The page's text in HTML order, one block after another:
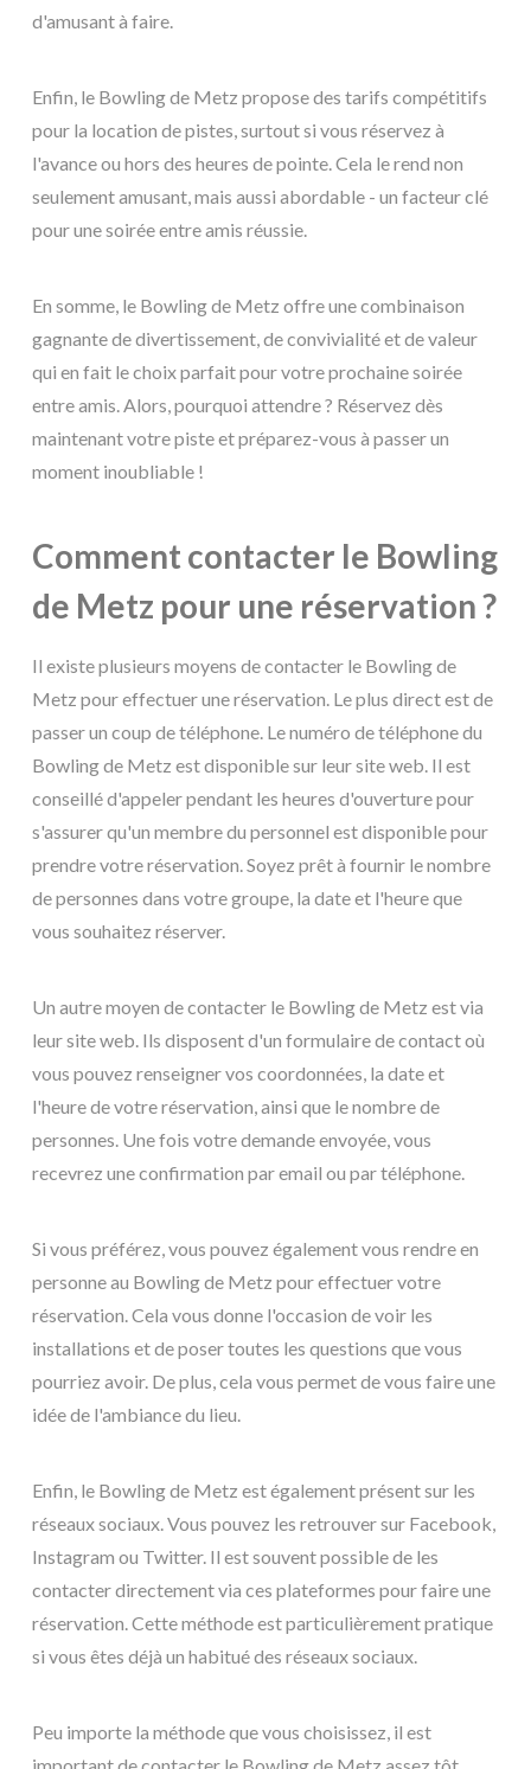
d'amusant à faire.
Enfin, le Bowling de Metz propose des tarifs compétitifs
pour la location de pistes, surtout si vous réservez à
l'avance ou hors des heures de pointe. Cela le rend non
seulement amusant, mais aussi abordable - un facteur clé
pour une soirée entre amis réussie.
En somme, le Bowling de Metz offre une combinaison
gagnante de divertissement, de convivialité et de valeur
qui en fait le choix parfait pour votre prochaine soirée
entre amis. Alors, pourquoi attendre ? Réservez dès
maintenant votre piste et préparez-vous à passer un
moment inoubliable !
Comment contacter le Bowling
de Metz pour une réservation ?
Il existe plusieurs moyens de contacter le Bowling de
Metz pour effectuer une réservation. Le plus direct est de
passer un coup de téléphone. Le numéro de téléphone du
Bowling de Metz est disponible sur leur site web. Il est
conseillé d'appeler pendant les heures d'ouverture pour
s'assurer qu'un membre du personnel est disponible pour
prendre votre réservation. Soyez prêt à fournir le nombre
de personnes dans votre groupe, la date et l'heure que
vous souhaitez réserver.
Un autre moyen de contacter le Bowling de Metz est via
leur site web. Ils disposent d'un formulaire de contact où
vous pouvez renseigner vos coordonnées, la date et
l'heure de votre réservation, ainsi que le nombre de
personnes. Une fois votre demande envoyée, vous
recevrez une confirmation par email ou par téléphone.
Si vous préférez, vous pouvez également vous rendre en
personne au Bowling de Metz pour effectuer votre
réservation. Cela vous donne l'occasion de voir les
installations et de poser toutes les questions que vous
pourriez avoir. De plus, cela vous permet de vous faire une
idée de l'ambiance du lieu.
Enfin, le Bowling de Metz est également présent sur les
réseaux sociaux. Vous pouvez les retrouver sur Facebook,
Instagram ou Twitter. Il est souvent possible de les
contacter directement via ces plateformes pour faire une
réservation. Cette méthode est particulièrement pratique
si vous êtes déjà un habitué des réseaux sociaux.
Peu importe la méthode que vous choisissez, il est
important de contacter le Bowling de Metz assez tôt